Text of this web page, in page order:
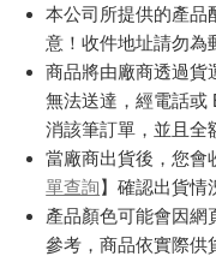
本公司所提供的產品
意！收件地址請勿為
商品將由廠商透過貨
無法送達，經電話或
消該筆訂單，並且全
當廠商出貨後，您會
單查詢】確認出貨情
產品顏色可能會因網
參考，商品依實際供